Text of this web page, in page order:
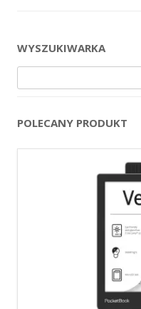
WYSZUKIWARKA
POLECANY PRODUKT